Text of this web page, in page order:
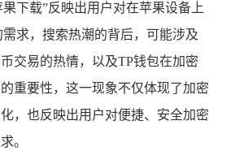
果下载”反映出用户对在苹果设备上
求，搜索热潮的背后，可能涉及
交易的热情，以及TP钱包在加密
重要性，这一现象不仅体现了加密
，也反映出用户对便捷、安全加密
。